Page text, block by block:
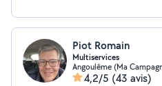
Piot Romain
Multiservices
Angoulême (Ma
4,2/5 (43 avis)